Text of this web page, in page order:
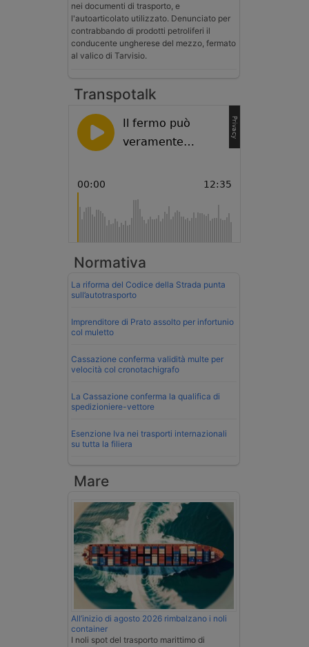
nei documenti di trasporto, e
l'autoarticolato utilizzato. Denunciato per
contrabbando di prodotti petroliferi il
conducente ungherese del mezzo, fermato
al valico di Tarvisio.
Transpotalk
Normativa
La riforma del Codice della Strada punta
sull’autotrasporto
Imprenditore di Prato assolto per infortunio
col muletto
Cassazione conferma validità multe per
velocità col cronotachigrafo
La Cassazione conferma la qualifica di
spedizioniere-vettore
Esenzione Iva nei trasporti internazionali
su tutta la filiera
Mare
All’inizio di agosto 2026 rimbalzano i noli
container
I noli spot del trasporto marittimo di